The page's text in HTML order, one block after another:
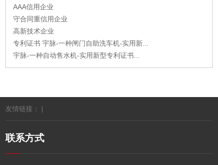
AAA信用企业
守合同重信用企业
高新技术企业
专利证书 宇脉-一种闸门自助洗车机-实用新...
宇脉-一种自动售水机-实用新型专利证书...
友情链接： |
联系方式